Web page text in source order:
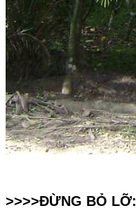
>>>>ĐỪNG BỎ LỠ: